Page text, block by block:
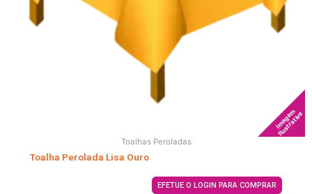
Imagem
Ilustrativa
Toalhas Peroladas
Toalha Perolada Lisa Ouro
EFETUE O LOGIN PARA COMPRAR